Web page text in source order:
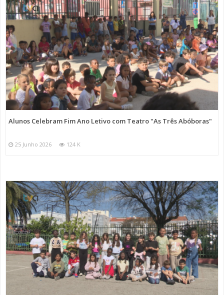
Alunos Celebram Fim Ano Letivo com Teatro "As Três Abóboras"
25 Junho 2026 124 K